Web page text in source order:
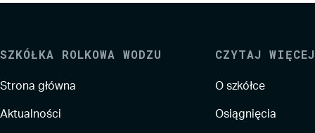
SZKÓŁKA ROLKOWA WODZU
Strona główna
Aktualności
CZYTAJ WIĘCEJ
O szkółce
Osiągnięcia